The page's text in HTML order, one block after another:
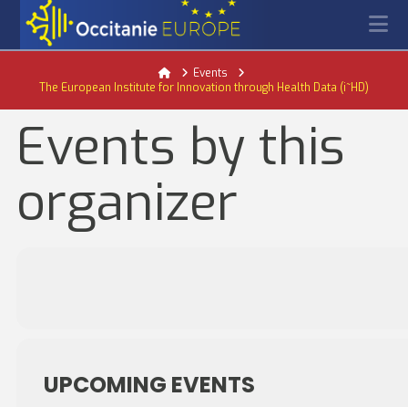
ACTUALITÉ DE L'UNION EUROPÉENNE, ACTUALITÉ DE LA REPRÉSENTATION D’OCCITANIE EUROPE, NUMÉRIQUE- DIGITAL
JUILLET 24, 2026
HomeEvents
The European Institute for Innovation through Health Data (i~HD)
Events by this
organizer
UPCOMING EVENTS